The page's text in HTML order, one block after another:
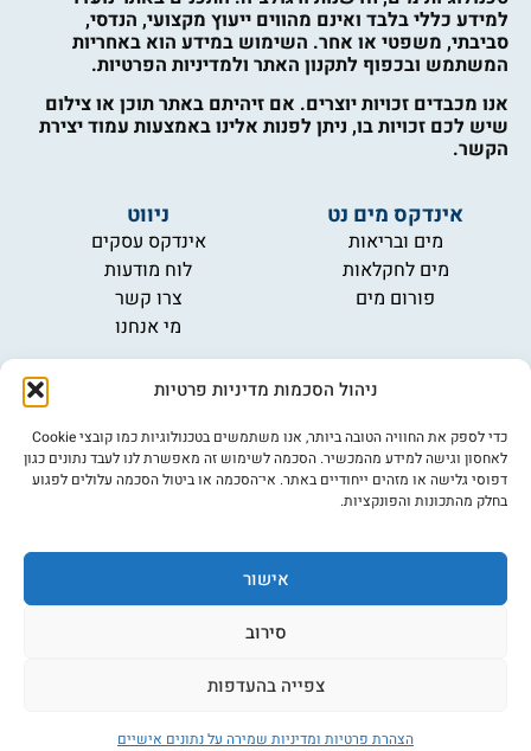
ניהול הסכמות מדיניות פרטיות
כדי לספק את החוויה הטובה ביותר, אנו משתמשים בטכנולוגיות כמו קובצי Cookie
לאחסון וגישה למידע מהמכשיר. הסכמה לשימוש זה מאפשרת לנו לעבד נתונים כגון
דפוסי גלישה או מזהים ייחודיים באתר. אי־הסכמה או ביטול הסכמה עלולים לפגוע
בחלק מהתכונות והפונקציות.
אישור
סירוב
צפייה בהעדפות
הצהרת פרטיות ומדיניות שמירה על נתונים אישיים
למידע כללי בלבד ואינם מהווים ייעוץ מקצועי, הנדסי,
סביבתי, משפטי או אחר. השימוש במידע הוא באחריות
המשתמש ובכפוף לתקנון האתר ולמדיניות הפרטיות.
אנו מכבדים זכויות יוצרים. אם זיהיתם באתר תוכן או צילום
שיש לכם זכויות בו, ניתן לפנות אלינו באמצעות עמוד יצירת
הקשר.
אינדקס מים נט
מים ובריאות
מים לחקלאות
פורום מים
ניווט
אינדקס עסקים
לוח מודעות
צרו קשר
מי אנחנו
מידע
תקנון
הרשמה לניוזלטר
פרסמו אצלנו
הצהרת נגישות
©כל הזכויות שמורות למים נט (נוסד בשנת 2007) אתר: דיביין